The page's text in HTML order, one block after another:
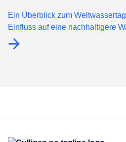
Ein Überblick zum
Einfluss auf eine nachhaltigere